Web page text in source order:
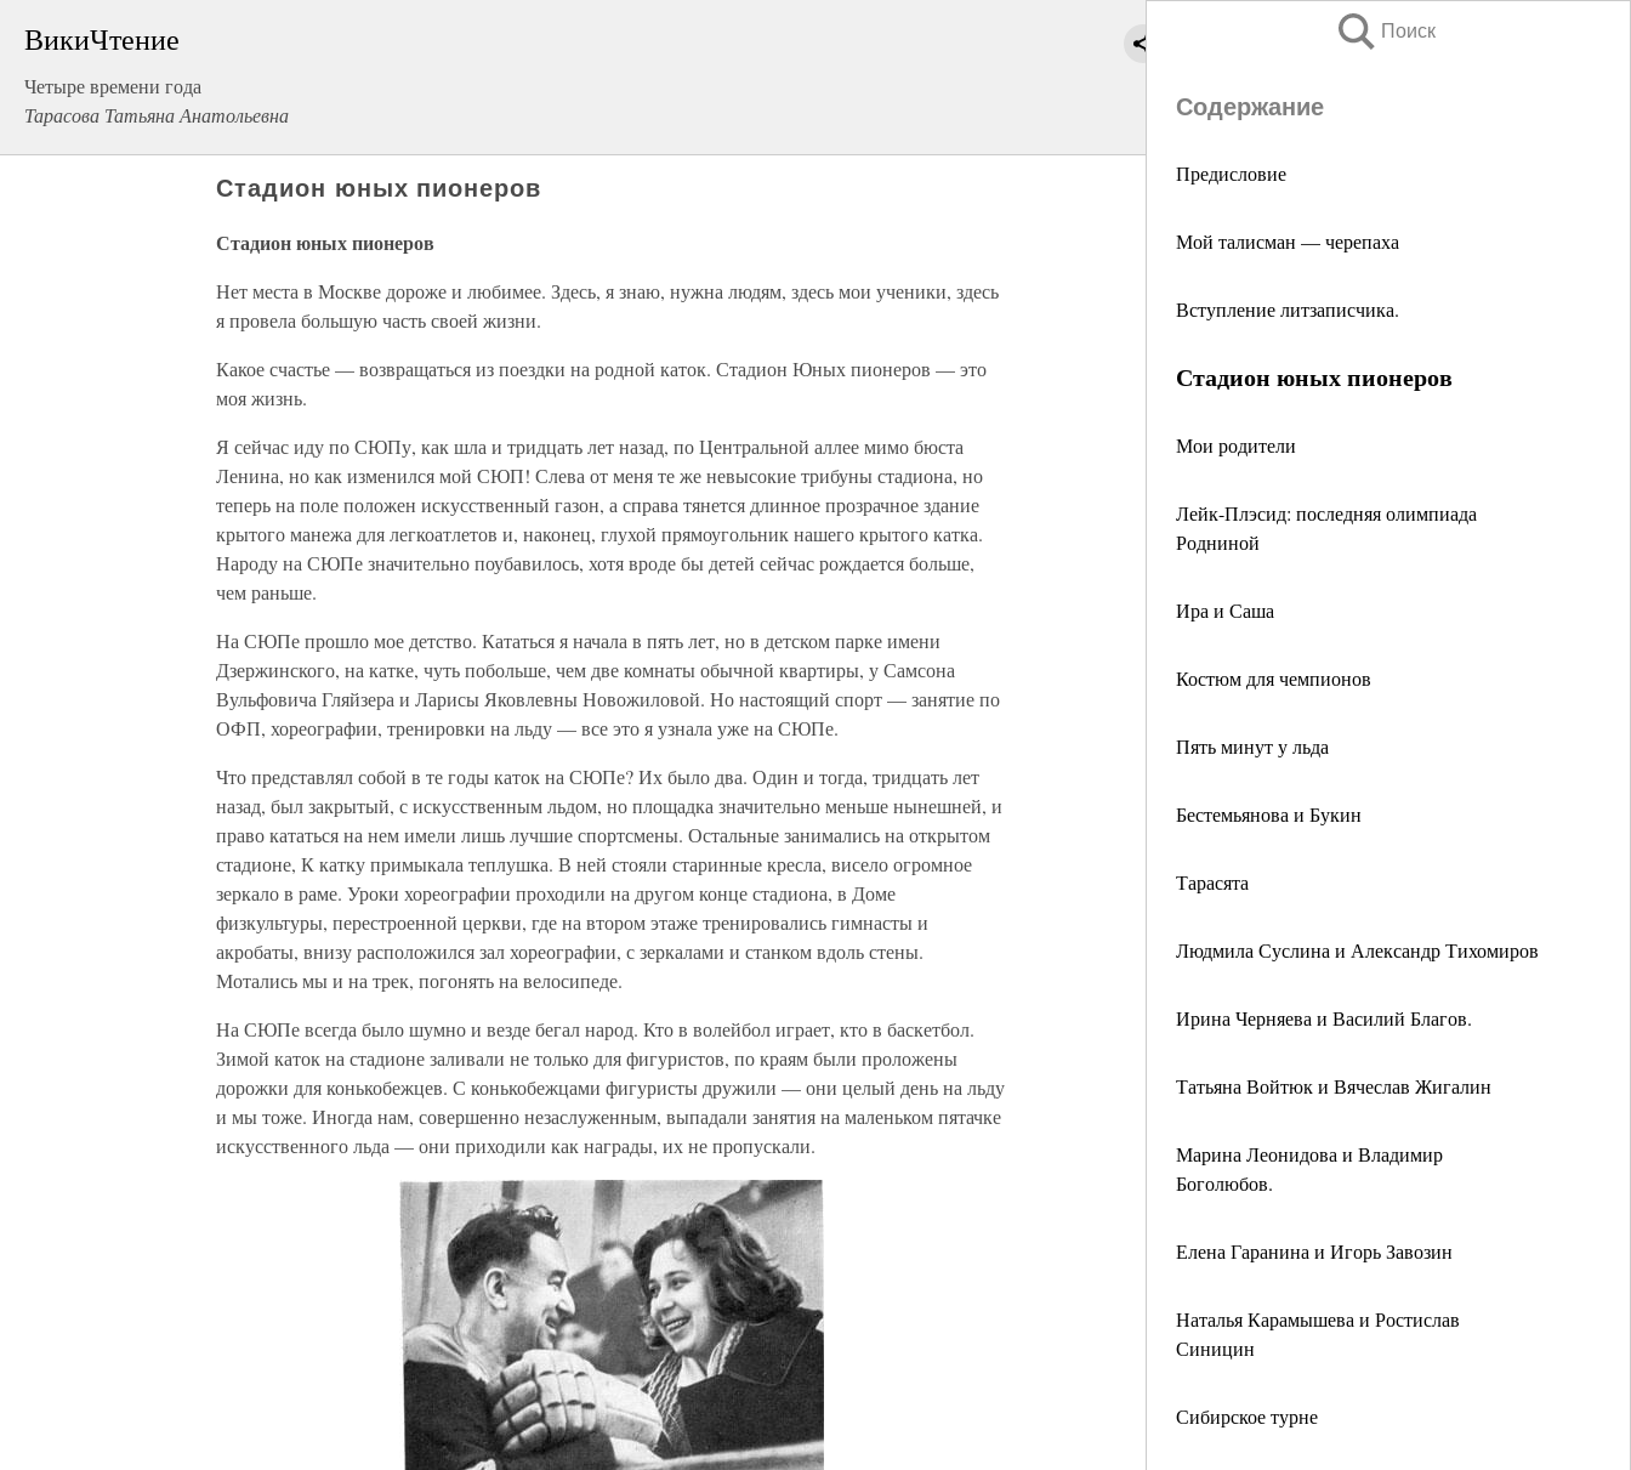
ВикиЧтение
Четыре времени года
Тарасова Татьяна Анатольевна
Поиск
Содержание
Предисловие
Мой талисман — черепаха
Вступление литзаписчика.
Стадион юных пионеров
Мои родители
Лейк-Плэсид: последняя олимпиада
Родниной
Ира и Саша
Костюм для чемпионов
Пять минут у льда
Бестемьянова и Букин
Тарасята
Людмила Суслина и Александр Тихомиров
Ирина Черняева и Василий Благов.
Татьяна Войтюк и Вячеслав Жигалин
Марина Леонидова и Владимир
Боголюбов.
Елена Гаранина и Игорь Завозин
Наталья Карамышева и Ростислав
Синицин
Сибирское турне
Стадион юных пионеров
Стадион юных пионеров
Нет места в Москве дороже и любимее. Здесь, я знаю, нужна людям, здесь мои ученики, здесь
я провела большую часть своей жизни.
Какое счастье — возвращаться из поездки на родной каток. Стадион Юных пионеров — это
моя жизнь.
Я сейчас иду по СЮПу, как шла и тридцать лет назад, по Центральной аллее мимо бюста
Ленина, но как изменился мой СЮП! Слева от меня те же невысокие трибуны стадиона, но
теперь на поле положен искусственный газон, а справа тянется длинное прозрачное здание
крытого манежа для легкоатлетов и, наконец, глухой прямоугольник нашего крытого катка.
Народу на СЮПе значительно поубавилось, хотя вроде бы детей сейчас рождается больше,
чем раньше.
На СЮПе прошло мое детство. Кататься я начала в пять лет, но в детском парке имени
Дзержинского, на катке, чуть побольше, чем две комнаты обычной квартиры, у Самсона
Вульфовича Гляйзера и Ларисы Яковлевны Новожиловой. Но настоящий спорт — занятие по
ОФП, хореографии, тренировки на льду — все это я узнала уже на СЮПе.
Что представлял собой в те годы каток на СЮПе? Их было два. Один и тогда, тридцать лет
назад, был закрытый, с искусственным льдом, но площадка значительно меньше нынешней, и
право кататься на нем имели лишь лучшие спортсмены. Остальные занимались на открытом
стадионе, К катку примыкала теплушка. В ней стояли старинные кресла, висело огромное
зеркало в раме. Уроки хореографии проходили на другом конце стадиона, в Доме
физкультуры, перестроенной церкви, где на втором этаже тренировались гимнасты и
акробаты, внизу расположился зал хореографии, с зеркалами и станком вдоль стены.
Мотались мы и на трек, погонять на велосипеде.
На СЮПе всегда было шумно и везде бегал народ. Кто в волейбол играет, кто в баскетбол.
Зимой каток на стадионе заливали не только для фигуристов, по краям были проложены
дорожки для конькобежцев. С конькобежцами фигуристы дружили — они целый день на льду
и мы тоже. Иногда нам, совершенно незаслуженным, выпадали занятия на маленьком пятачке
искусственного льда — они приходили как награды, их не пропускали.